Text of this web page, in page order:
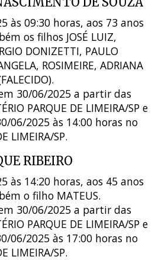
às 09:30 horas, aos 73 anos
os filhos JOSÉ LUIZ,
DONIZETTI, PAULO
ROSIMEIRE, ADRIANA
30/06/2025 a partir das
PARQUE DE LIMEIRA/SP e
06/2025 às 14:00 horas no
LIMEIRA/SP.
RIBEIRO
às 14:20 horas, aos 45 anos
o filho MATEUS.
30/06/2025 a partir das
PARQUE DE LIMEIRA/SP e
06/2025 às 17:00 horas no
LIMEIRA/SP.